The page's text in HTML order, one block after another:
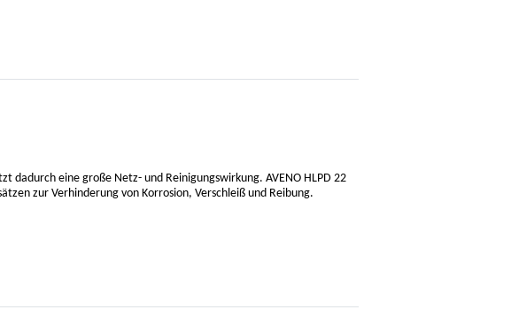
dadurch eine große Netz- und Reinigungswirkung. AVENO HLPD 22
zur Verhinderung von Korrosion, Verschleiß und Reibung.